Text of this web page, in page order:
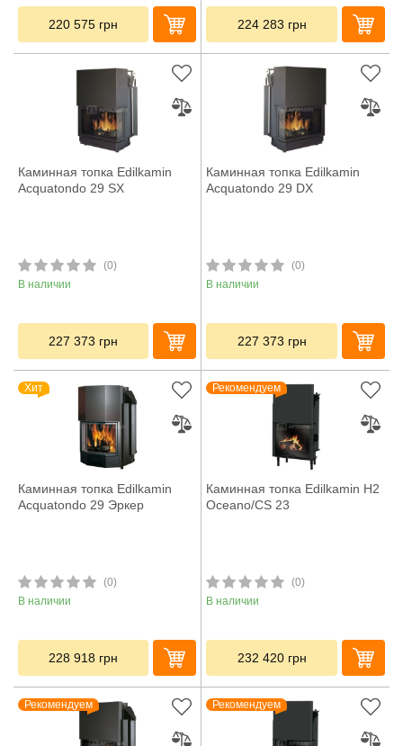
220 575 грн 224 283 грн
Каминная топка Edilkamin
Acquatondo 29 SX
(0)
В наличии
227 373 грн
Каминная топка Edilkamin
Acquatondo 29 DX
(0)
В наличии
227 373 грн
Хит
Каминная топка Edilkamin
Acquatondo 29 Эркер
(0)
В наличии
228 918 грн
Рекомендуем
Каминная топка Edilkamin H2
Oceano/CS 23
(0)
В наличии
232 420 грн
Рекомендуем Рекомендуем